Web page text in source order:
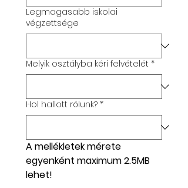
Legmagasabb iskolai
végzettsége
Melyik osztályba kéri felvételét *
Hol hallott rólunk? *
A mellékletek mérete
egyenként maximum 2.5MB
lehet!